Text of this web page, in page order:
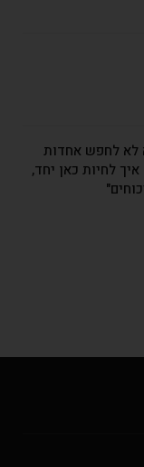
לא לחפש אחדות
לחיות כאן יחד,